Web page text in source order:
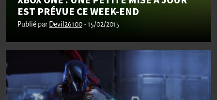
EST PRÉVUE CE WEEK-END
Publié par Devil26100- 15/02/2015